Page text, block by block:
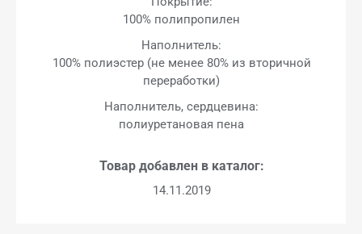
100% полипропилен
Наполнитель:
100% полиэстер (не менее 80% из вторичной
переработки)
Наполнитель, сердцевина:
полиуретановая пена
Товар добавлен в каталог:
14.11.2019